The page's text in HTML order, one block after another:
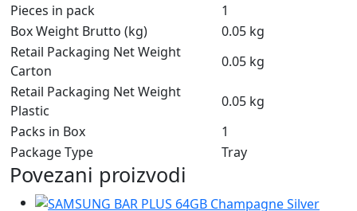
Pieces in pack
1
Box Weight Brutto (kg)
0.05 kg
Retail Packaging Net Weight
Carton
0.05 kg
Retail Packaging Net Weight
Plastic
0.05 kg
Packs in Box
1
Package Type
Tray
Povezani proizvodi